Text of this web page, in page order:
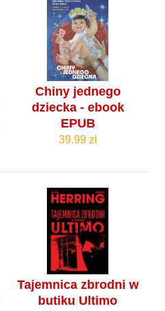
Chiny jednego
dziecka - ebook
EPUB
39.99 zł
Tajemnica zbrodni w
butiku Ultimo